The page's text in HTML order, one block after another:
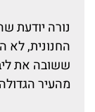
נורה יודעת
החנונית,
ששובה את
מהעיר